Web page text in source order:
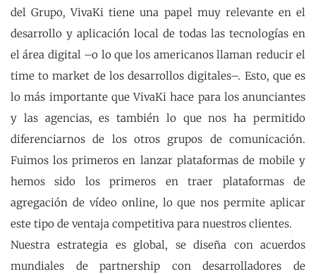
del Grupo, VivaKi tiene una papel muy relevante en el
desarrollo y aplicación local de todas las tecnologías en
el área digital –o lo que los americanos llaman reducir el
time to market de los desarrollos digitales–. Esto, que es
lo más importante que VivaKi hace para los anunciantes
y las agencias, es también lo que nos ha permitido
diferenciarnos de los otros grupos de comunicación.
Fuimos los primeros en lanzar plataformas de mobile y
hemos sido los primeros en traer plataformas de
agregación de vídeo online, lo que nos permite aplicar
este tipo de ventaja competitiva para nuestros clientes.
Nuestra estrategia es global, se diseña con acuerdos
mundiales de partnership con desarrolladores de